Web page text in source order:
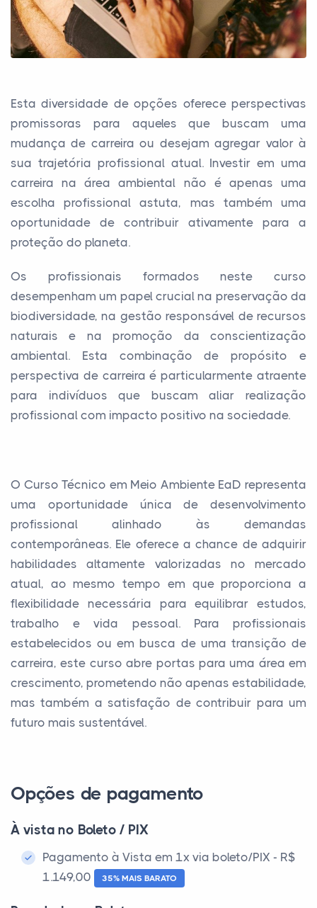
Esta diversidade de opções oferece perspectivas
promissoras para aqueles que buscam uma
mudança de carreira ou desejam agregar valor à
sua trajetória profissional atual. Investir em uma
carreira na área ambiental não é apenas uma
escolha profissional astuta, mas também uma
oportunidade de contribuir ativamente para a
proteção do planeta.
Os profissionais formados neste curso
desempenham um papel crucial na preservação da
biodiversidade, na gestão responsável de recursos
naturais e na promoção da conscientização
ambiental. Esta combinação de propósito e
perspectiva de carreira é particularmente atraente
para indivíduos que buscam aliar realização
profissional com impacto positivo na sociedade.
O Curso Técnico em Meio Ambiente EaD representa
uma oportunidade única de desenvolvimento
profissional alinhado às demandas
contemporâneas. Ele oferece a chance de adquirir
habilidades altamente valorizadas no mercado
atual, ao mesmo tempo em que proporciona a
flexibilidade necessária para equilibrar estudos,
trabalho e vida pessoal. Para profissionais
estabelecidos ou em busca de uma transição de
carreira, este curso abre portas para uma área em
crescimento, prometendo não apenas estabilidade,
mas também a satisfação de contribuir para um
futuro mais sustentável.
Opções de pagamento
À vista no Boleto / PIX
Pagamento à Vista em 1x via boleto/PIX - R$
1.149,00
35% MAIS BARATO